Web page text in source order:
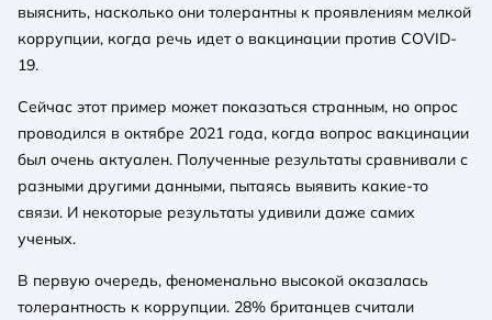
выяснить, насколько они толерантны к проявлениям мелкой
коррупции, когда речь идет о вакцинации против COVID-
19.
Сейчас этот пример может показаться странным, но опрос
проводился в октябре 2021 года, когда вопрос вакцинации
был очень актуален. Полученные результаты сравнивали с
разными другими данными, пытаясь выявить какие-то
связи. И некоторые результаты удивили даже самих
ученых.
В первую очередь, феноменально высокой оказалась
толерантность к коррупции. 28% британцев считали